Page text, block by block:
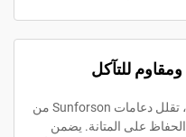
مصنوعة من سبيكة الألمنيوم الخفيفة، تقلل دعامات Sunforson من
يضمن